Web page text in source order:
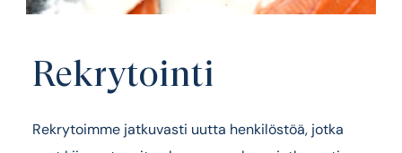
Rekrytointi
Rekrytoimme jatkuvasti uutta henkilöstöä, jotka